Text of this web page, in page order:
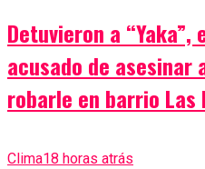
Detuvieron a
acusado de
robarle en barrio Las
Clima18 horas atrás